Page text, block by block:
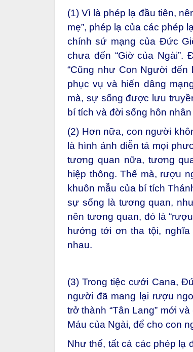
(1) Vì là phép lạ đầu tiên,
mẹ”, phép lạ của các phép
chính sứ mạng của Đức
chưa đến “Giờ của
“Cũng như Con Người
phục vụ và hiến dâng
mà, sự sống được lưu
bí tích và đời sống hôn
(2) Hơn nữa, con người
là hình ảnh diễn tả mọi
tương quan nữa, tương
hiệp thông. Thế mà, rượu
khuôn mẫu của bí tích
sự sống là tương quan,
nên tương quan, đó là
hướng tới ơn tha tội,
nhau.
(3) Trong tiệc cưới Cana,
người đã mang lại rượu
trở thành “Tân Lang” mới
Máu của Ngài, để cho con
Như thế, tất cả các phép lạ